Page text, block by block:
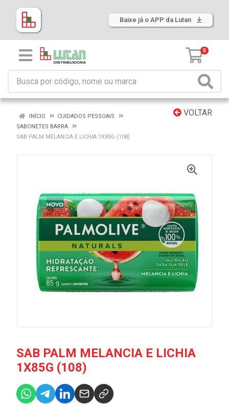
Baixe já o APP da Lutan
0
VOLTAR
INÍCIO
CUIDADOS PESSOAIS
SABONETES BARRA
SAB PALM MELANCIA E LICHIA 1X85G (108)
SAB PALM MELANCIA E LICHIA
1X85G (108)